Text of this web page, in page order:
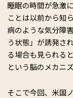
睡眠の時間が急激
ことは以前から知
病のような気分障
う状態」が誘発さ
る場合も見られる
という脳のメカニ
そこで今回、米国